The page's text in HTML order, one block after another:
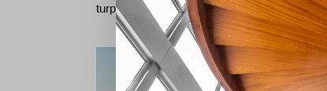
turpis urna, vulputate at est vitae, posuere